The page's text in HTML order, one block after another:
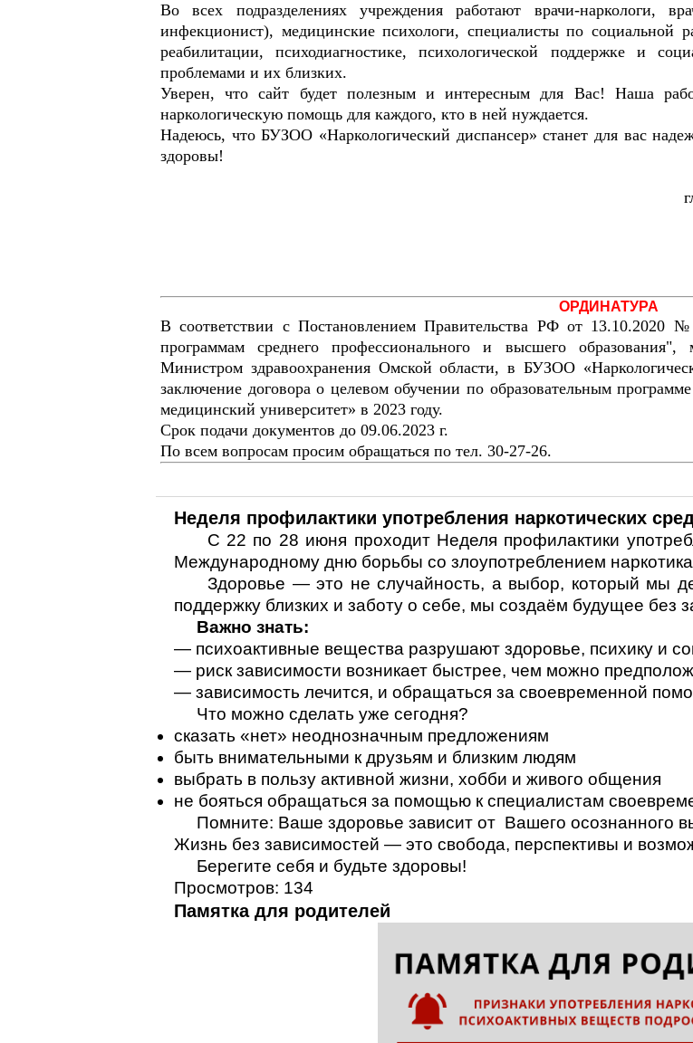
Во всех подразделениях учреждения работают врачи-наркологи,
инфекционист), медицинские психологи, специалисты по социальной
реабилитации, психодиагностике, психологической поддержке и
проблемами и их близких.
Уверен, что сайт будет полезным и интересным для Вас! Наша
наркологическую помощь для каждого, кто в ней нуждается.
Надеюсь, что БУЗОО «Наркологический диспансер» станет для вас
здоровы!
ОРДИНАТУРА
В соответствии с Постановлением Правительства РФ от 13.10.2020
программам среднего профессионального и высшего образования",
Министром здравоохранения Омской области, в БУЗОО
заключение договора о целевом обучении по образовательным
медицинский университет» в 2023 году.
Срок подачи документов до 09.06.2023 г.
По всем вопросам просим обращаться по тел. 30-27-26.
Неделя профилактики употребления наркотических
С 22 по 28 июня проходит Неделя профилактики
Международному дню борьбы со злоупотреблением
Здоровье — это не случайность, а выбор, который мы
поддержку близких и заботу о себе, мы создаём будущее без
Важно знать:
— психоактивные вещества разрушают здоровье, психику и
— риск зависимости возникает быстрее, чем можно
— зависимость лечится, и обращаться за своевременной
Что можно сделать уже сегодня?
сказать «нет» неоднозначным предложениям
быть внимательными к друзьям и близким людям
выбрать в пользу активной жизни, хобби и живого общения
не бояться обращаться за помощью к специалистам
Помните: Ваше здоровье зависит от Вашего осознанного
Жизнь без зависимостей — это свобода, перспективы и
Берегите себя и будьте здоровы!
Просмотров: 134
Памятка для родителей